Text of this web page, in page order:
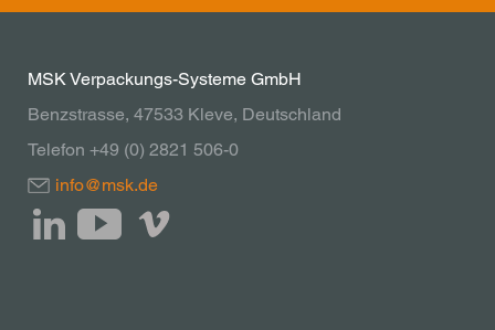
MSK Verpackungs-Systeme GmbH
Benzstrasse, 47533 Kleve, Deutschland
Telefon +49 (0) 2821 506-0
info@msk.de